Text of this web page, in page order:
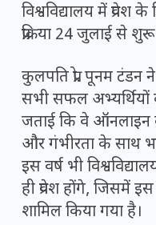
विश्वविद्यालय में
प्रक्रिया 24 जुलाई से शुरू
कुलपति प्रो. पूनम टंडन
सभी सफल अभ्यर्थियों
जताई कि वे ऑनलाइन
और गंभीरता के साथ
इस वर्ष भी
ही प्रवेश होंगे, जिसमें
शामिल किया गया है।